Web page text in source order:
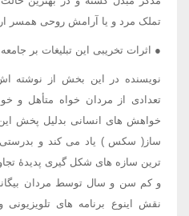
تملک مرد و یا آرامش روحی همسر
● اثرات تخریبی این تبلیغات بر جامعه
نویسنده در این بخش از نوشته
تعدادی از مردان خواه متأهل و
خواهش های انسانی بدلیل پخش
ساز( سکس ) یاد می کند و بدرستی
ترین سازه های شکل گیری پدیدۀ
و کم سن و سال توسط مردان بیگانه
نقش اینوع برنامه های